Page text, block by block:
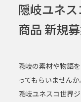
隠岐ユネ
商品 新規
隠岐の素材や物語
ってもらいませんか
隠岐ユネスコ世界